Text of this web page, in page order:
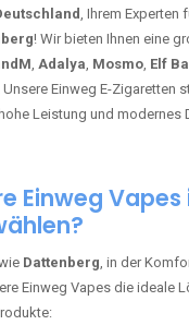
, Ihrem Experten
! Wir bieten Ihnen eine
, Adalya, Mosmo, Elf
Unsere Einweg E-Zigaretten
Leistung und modernes
Einweg Vapes
Dattenberg, in der
Einweg Vapes die ideale